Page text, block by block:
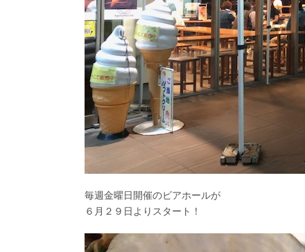
毎週金曜日開催のビアホールが
６月２９日よりスタート！